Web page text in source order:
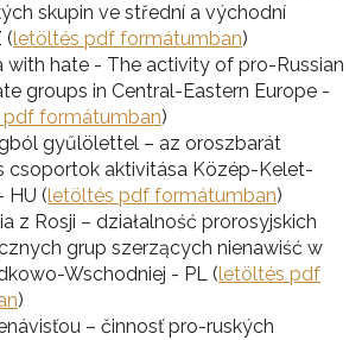
skupin ve střední a východní
(letöltés pdf formátumban)
with hate - The activity of pro-Russian
groups in Central-Eastern Europe -
formátumban)
gyűlölettel – az oroszbarát
csoportok aktivitása Közép-Kelet-
HU (letöltés pdf formátumban)
z Rosji – działalność prorosyjskich
grup szerzących nienawiść w
Wschodniej - PL (letöltés pdf
)
– činnosť pro-ruských